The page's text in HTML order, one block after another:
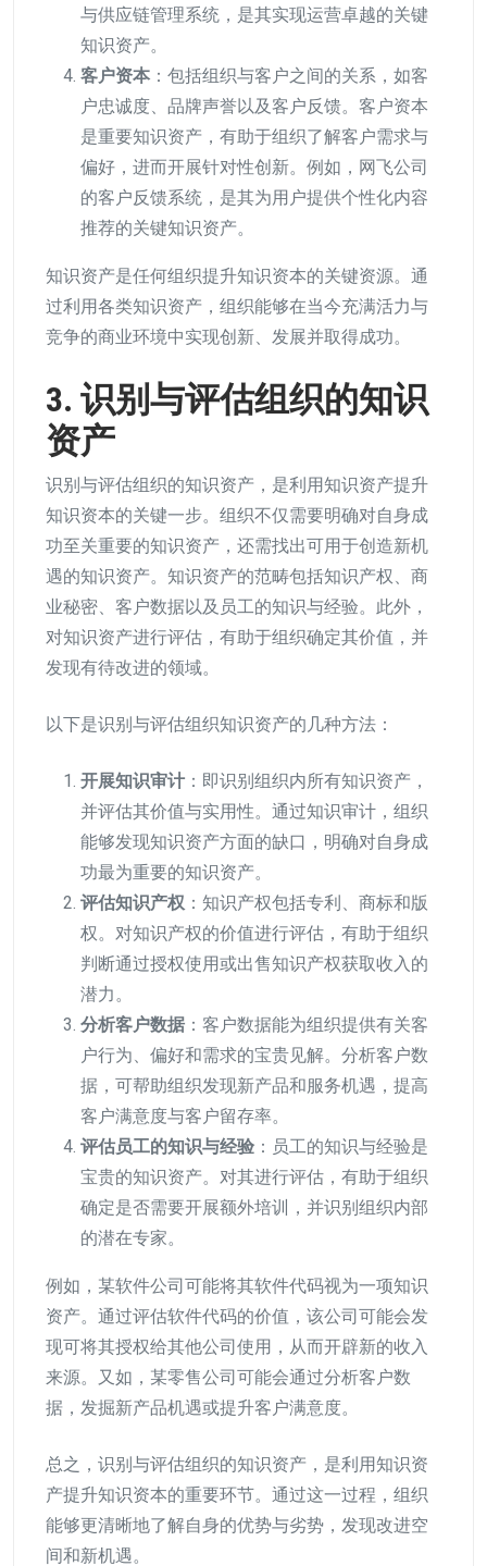
与供应链管理系统，是其实现运营卓越的关键
知识资产。
客户资本 ：包括组织与客户之间的关系，如客
户忠诚度、品牌声誉以及客户反馈。客户资本
是重要知识资产，有助于组织了解客户需求与
偏好，进而开展针对性创新。例如，网飞公司
的客户反馈系统，是其为用户提供个性化内容
推荐的关键知识资产。
知识资产是任何组织提升知识资本的关键资源。通
过利用各类知识资产，组织能够在当今充满活力与
竞争的商业环境中实现创新、发展并取得成功。
3. 识别与评估组织的知识
资产
识别与评估组织的知识资产，是利用知识资产提升
知识资本的关键一步。组织不仅需要明确对自身成
功至关重要的知识资产，还需找出可用于创造新机
遇的知识资产。知识资产的范畴包括知识产权、商
业秘密、客户数据以及员工的知识与经验。此外，
对知识资产进行评估，有助于组织确定其价值，并
发现有待改进的领域。
以下是识别与评估组织知识资产的几种方法：
开展知识审计 ：即识别组织内所有知识资产，
并评估其价值与实用性。通过知识审计，组织
能够发现知识资产方面的缺口，明确对自身成
功最为重要的知识资产。
评估知识产权 ：知识产权包括专利、商标和版
权。对知识产权的价值进行评估，有助于组织
判断通过授权使用或出售知识产权获取收入的
潜力。
分析客户数据 ：客户数据能为组织提供有关客
户行为、偏好和需求的宝贵见解。分析客户数
据，可帮助组织发现新产品和服务机遇，提高
客户满意度与客户留存率。
评估员工的知识与经验 ：员工的知识与经验是
宝贵的知识资产。对其进行评估，有助于组织
确定是否需要开展额外培训，并识别组织内部
的潜在专家。
例如，某软件公司可能将其软件代码视为一项知识
资产。通过评估软件代码的价值，该公司可能会发
现可将其授权给其他公司使用，从而开辟新的收入
来源。又如，某零售公司可能会通过分析客户数
据，发掘新产品机遇或提升客户满意度。
总之，识别与评估组织的知识资产，是利用知识资
产提升知识资本的重要环节。通过这一过程，组织
能够更清晰地了解自身的优势与劣势，发现改进空
间和新机遇。